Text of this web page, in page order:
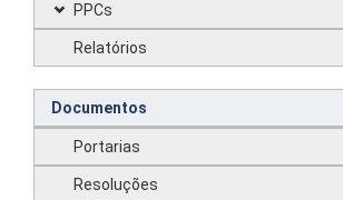
PPCs
Relatórios
Documentos
Portarias
Resoluções